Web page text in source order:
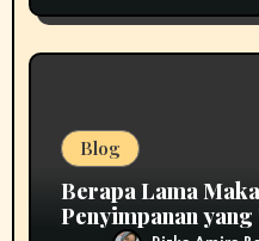
Blog
Berapa Lama
Penyimpanan yang